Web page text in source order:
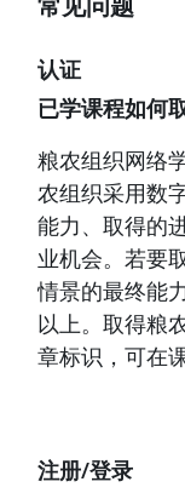
认证
已学课程如何
粮农组织网络
农组织采用数
能力、取得的
业机会。若要
情景的最终能
以上。取得粮
章标识，可在
注册/登录